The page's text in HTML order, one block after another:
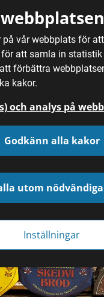
vår webbplats för
att samla in statistik
förbättra
kakor.
och analys på
Godkänn alla kakor
utom
Inställningar
bakverk / Skedvi